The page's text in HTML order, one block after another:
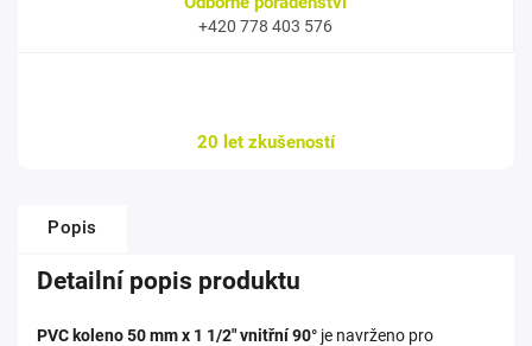
+420 778 403 576
20 let zkušeností
Popis
Detailní popis produktu
PVC koleno 50 mm x 1 1/2" vnitřní 90° je navrženo pro